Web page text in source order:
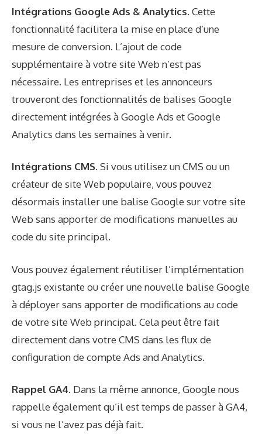
Intégrations Google Ads & Analytics. Cette
fonctionnalité facilitera la mise en place d’une
mesure de conversion. L’ajout de code
supplémentaire à votre site Web n’est pas
nécessaire. Les entreprises et les annonceurs
trouveront des fonctionnalités de balises Google
directement intégrées à Google Ads et Google
Analytics dans les semaines à venir.
Intégrations CMS. Si vous utilisez un CMS ou un
créateur de site Web populaire, vous pouvez
désormais installer une balise Google sur votre site
Web sans apporter de modifications manuelles au
code du site principal.
Vous pouvez également réutiliser l’implémentation
gtag.js existante ou créer une nouvelle balise Google
à déployer sans apporter de modifications au code
de votre site Web principal. Cela peut être fait
directement dans votre CMS dans les flux de
configuration de compte Ads and Analytics.
Rappel GA4. Dans la même annonce, Google nous
rappelle également qu’il est temps de passer à GA4,
si vous ne l’avez pas déjà fait.